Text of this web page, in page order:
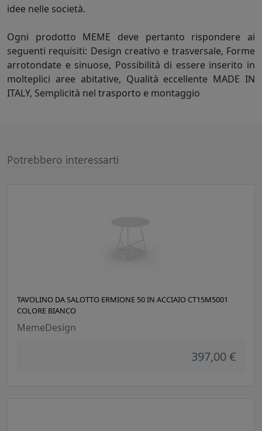
idee nelle società.
Ogni prodotto MEME deve pertanto rispondere ai
seguenti requisiti: Design creativo e trasversale, Forme
arrotondate e sinuose, Possibilità di essere inserito in
molteplici aree abitative, Qualità eccellente MADE IN
ITALY, Semplicità nel trasporto e montaggio
Potrebbero interessarti
TAVOLINO DA SALOTTO ERMIONE 50 IN ACCIAIO CT15M5001
COLORE BIANCO
MemeDesign
397,00 €